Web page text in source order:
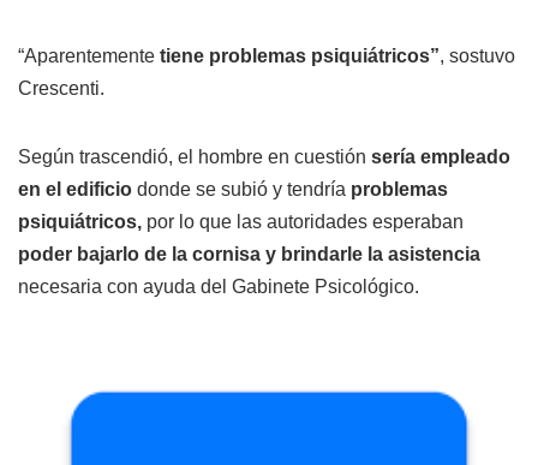
“Aparentemente tiene problemas psiquiátricos”, sostuvo
Crescenti.
Según trascendió, el hombre en cuestión sería empleado
en el edificio donde se subió y tendría problemas
psiquiátricos, por lo que las autoridades esperaban
poder bajarlo de la cornisa y brindarle la asistencia
necesaria con ayuda del Gabinete Psicológico.